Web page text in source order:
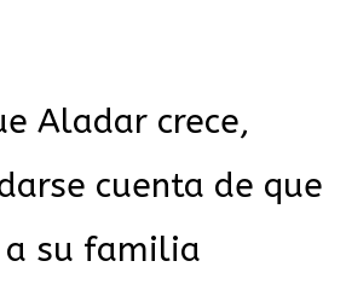
Aladar crece,
cuenta de que
su familia